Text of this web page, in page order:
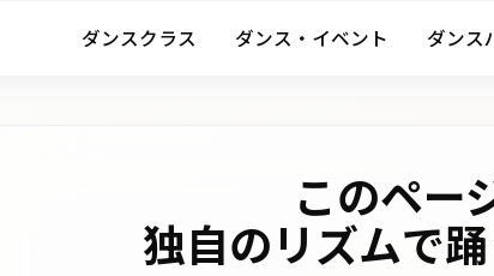
ダンスクラス ダンス・イベント ダンス
このペー
独自のリズムで